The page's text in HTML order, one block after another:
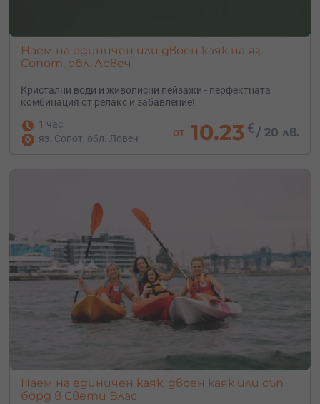
Наем на единичен или двоен каяк на яз.
Сопот, обл. Ловеч
Кристални води и живописни пейзажи - перфектната
комбинация от релакс и забавление!
1 час
яз. Сопот, обл. Ловеч
от 10.23 € /20 лв.
Наем на единичен каяк, двоен каяк или съп
борд в Свети Влас